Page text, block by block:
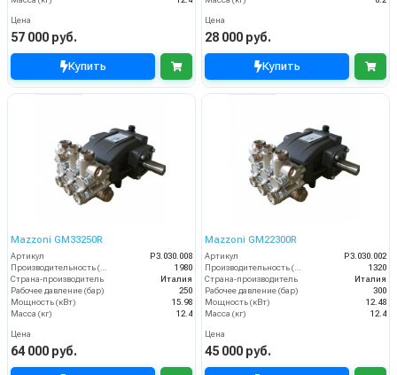
Цена
57 000 руб.
Купить
Цена
28 000 руб.
Купить
Mazzoni GM33250R
Артикул
P3.030.008
1980
Страна-производитель
Италия
Рабочее давление (бар)
250
Мощность (кВт)
15.98
Масса (кг)
12.4
Цена
64 000 руб.
Mazzoni GM22300R
Артикул
P3.030.002
1320
Страна-производитель
Италия
Рабочее давление (бар)
300
Мощность (кВт)
12.48
Масса (кг)
12.4
Цена
45 000 руб.